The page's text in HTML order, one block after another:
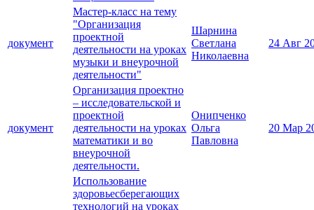
документ
Мастер-класс на тему
"Организация
проектной
деятельности на уроках
музыки и внеурочной
деятельности"
Шарнина
Светлана
Николаевна
24 Авг
документ
Организация проектно
– исследовательской и
проектной
деятельности на уроках
математики и во
внеурочной
деятельности.
Онипченко
Ольга
Павловна
20 Мар
Использование
здоровьесберегающих
технологий на уроках